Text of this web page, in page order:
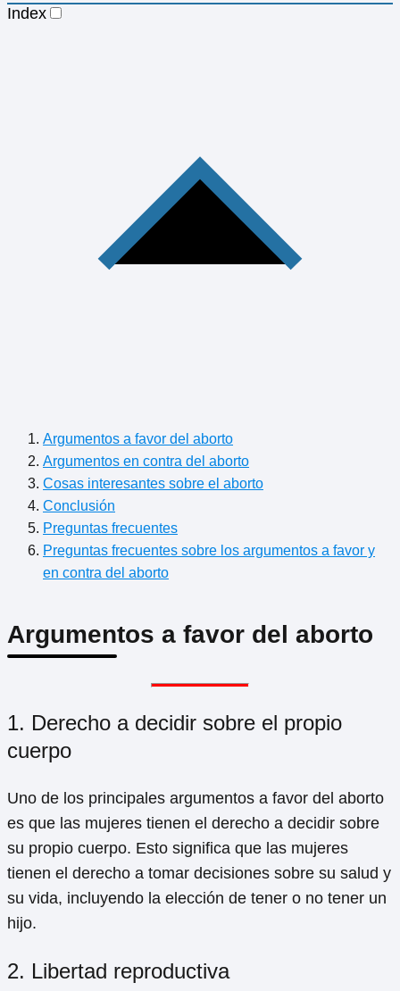
Index
Argumentos a favor del aborto
Argumentos en contra del aborto
Cosas interesantes sobre el aborto
Conclusión
Preguntas frecuentes
Preguntas frecuentes sobre los argumentos a favor y
en contra del aborto
Argumentos a favor del aborto
1. Derecho a decidir sobre el propio
cuerpo
Uno de los principales argumentos a favor del aborto
es que las mujeres tienen el derecho a decidir sobre
su propio cuerpo. Esto significa que las mujeres
tienen el derecho a tomar decisiones sobre su salud y
su vida, incluyendo la elección de tener o no tener un
hijo.
2. Libertad reproductiva